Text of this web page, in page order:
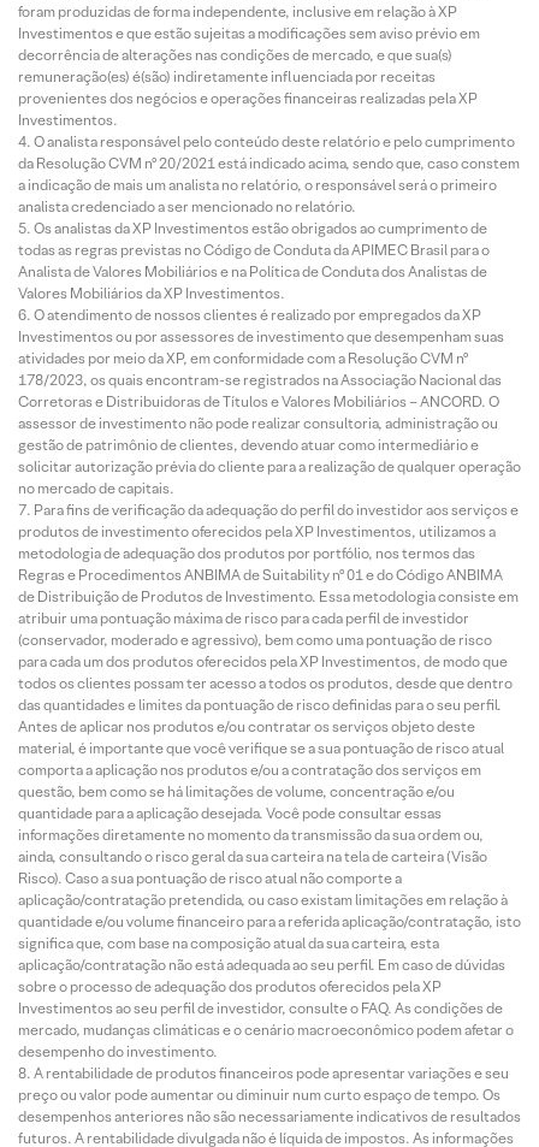
foram produzidas de forma independente, inclusive em relação à XP
Investimentos e que estão sujeitas a modificações sem aviso prévio em
decorrência de alterações nas condições de mercado, e que sua(s)
remuneração(es) é(são) indiretamente influenciada por receitas
provenientes dos negócios e operações financeiras realizadas pela XP
Investimentos.
O analista responsável pelo conteúdo deste relatório e pelo cumprimento
da Resolução CVM nº 20/2021 está indicado acima, sendo que, caso constem
a indicação de mais um analista no relatório, o responsável será o primeiro
analista credenciado a ser mencionado no relatório.
Os analistas da XP Investimentos estão obrigados ao cumprimento de
todas as regras previstas no Código de Conduta da APIMEC Brasil para o
Analista de Valores Mobiliários e na Política de Conduta dos Analistas de
Valores Mobiliários da XP Investimentos.
O atendimento de nossos clientes é realizado por empregados da XP
Investimentos ou por assessores de investimento que desempenham suas
atividades por meio da XP, em conformidade com a Resolução CVM nº
178/2023, os quais encontram-se registrados na Associação Nacional das
Corretoras e Distribuidoras de Títulos e Valores Mobiliários – ANCORD. O
assessor de investimento não pode realizar consultoria, administração ou
gestão de patrimônio de clientes, devendo atuar como intermediário e
solicitar autorização prévia do cliente para a realização de qualquer operação
no mercado de capitais.
Para fins de verificação da adequação do perfil do investidor aos serviços e
produtos de investimento oferecidos pela XP Investimentos, utilizamos a
metodologia de adequação dos produtos por portfólio, nos termos das
Regras e Procedimentos ANBIMA de Suitability nº 01 e do Código ANBIMA
de Distribuição de Produtos de Investimento. Essa metodologia consiste em
atribuir uma pontuação máxima de risco para cada perfil de investidor
(conservador, moderado e agressivo), bem como uma pontuação de risco
para cada um dos produtos oferecidos pela XP Investimentos, de modo que
todos os clientes possam ter acesso a todos os produtos, desde que dentro
das quantidades e limites da pontuação de risco definidas para o seu perfil.
Antes de aplicar nos produtos e/ou contratar os serviços objeto deste
material, é importante que você verifique se a sua pontuação de risco atual
comporta a aplicação nos produtos e/ou a contratação dos serviços em
questão, bem como se há limitações de volume, concentração e/ou
quantidade para a aplicação desejada. Você pode consultar essas
informações diretamente no momento da transmissão da sua ordem ou,
ainda, consultando o risco geral da sua carteira na tela de carteira (Visão
Risco). Caso a sua pontuação de risco atual não comporte a
aplicação/contratação pretendida, ou caso existam limitações em relação à
quantidade e/ou volume financeiro para a referida aplicação/contratação, isto
significa que, com base na composição atual da sua carteira, esta
aplicação/contratação não está adequada ao seu perfil. Em caso de dúvidas
sobre o processo de adequação dos produtos oferecidos pela XP
Investimentos ao seu perfil de investidor, consulte o FAQ. As condições de
mercado, mudanças climáticas e o cenário macroeconômico podem afetar o
desempenho do investimento.
A rentabilidade de produtos financeiros pode apresentar variações e seu
preço ou valor pode aumentar ou diminuir num curto espaço de tempo. Os
desempenhos anteriores não são necessariamente indicativos de resultados
futuros. A rentabilidade divulgada não é líquida de impostos. As informações